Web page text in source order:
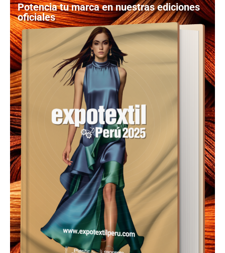
Potencia tu marca en nuestras ediciones
oficiales